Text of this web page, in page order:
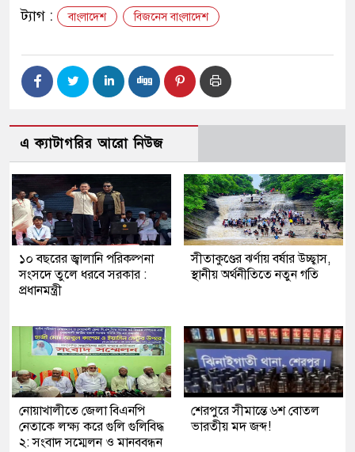
ট্যাগ : বাংলাদেশ বিজনেস বাংলাদেশ
এ ক্যাটাগরির আরো নিউজ
১০ বছরের জ্বালানি পরিকল্পনা
সংসদে তুলে ধরবে সরকার :
প্রধানমন্ত্রী
সীতাকুণ্ডের ঝর্ণায় বর্ষার উচ্ছ্বাস,
স্থানীয় অর্থনীতিতে নতুন গতি
নোয়াখালীতে জেলা বিএনপি
নেতাকে লক্ষ্য করে গুলি গুলিবিদ্ধ
২: সংবাদ সম্মেলন ও মানববন্ধন
শেরপুরে সীমান্তে ৬শ বোতল
ভারতীয় মদ জব্দ!